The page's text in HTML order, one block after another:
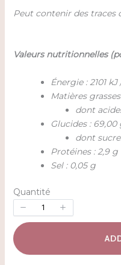
Peut contenir des traces
Valeurs nutritionnelles
Énergie : 2101
Matières
dont
Glucides : 69,00
dont
Protéines : 2,9 g
Sel : 0,05 g
Quantité